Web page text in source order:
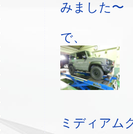
みました〜
で、
ミディアム